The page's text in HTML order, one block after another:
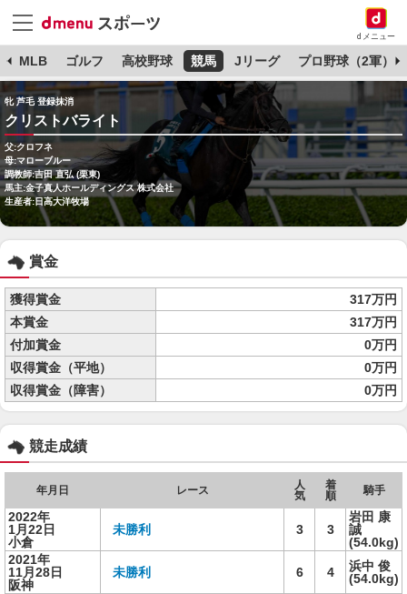
dメニュー
MLB ゴルフ 高校野球 競馬 Jリーグ プロ野球（2軍）
牝 芦毛 登録抹消
クリストバライト
父:クロフネ
母:マローブルー
調教師:吉田 直弘 (栗東)
馬主:金子真人ホールディングス 株式会社
生産者:日高大洋牧場
賞金
獲得賞金
317万円
本賞金
317万円
付加賞金
0万円
収得賞金（平地）
0万円
収得賞金（障害）
0万円
競走成績
年月日 レース
人
気
着
順
騎手
2022年
1月22日
小倉
未勝利 3 3
岩田 康
誠
(54.0kg)
2021年
11月28日
阪神
未勝利 6 4
浜中 俊
(54.0kg)